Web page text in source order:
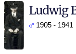
Ludwig
1905 -